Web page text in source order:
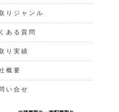
りジャンル
ある質問
り実績
概要
い合せ